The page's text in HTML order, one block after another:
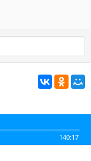
140:17